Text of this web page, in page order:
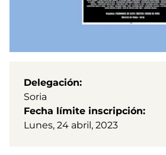
Delegación
Soria
Fecha límite inscripción
Lunes, 24 abril, 2023